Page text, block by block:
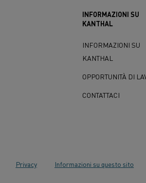
INFORMAZIONI SU
KANTHAL
INFORMAZIONI SU
KANTHAL
OPPORTUNITÀ DI
CONTATTACI
Privacy Informazioni su questo sito